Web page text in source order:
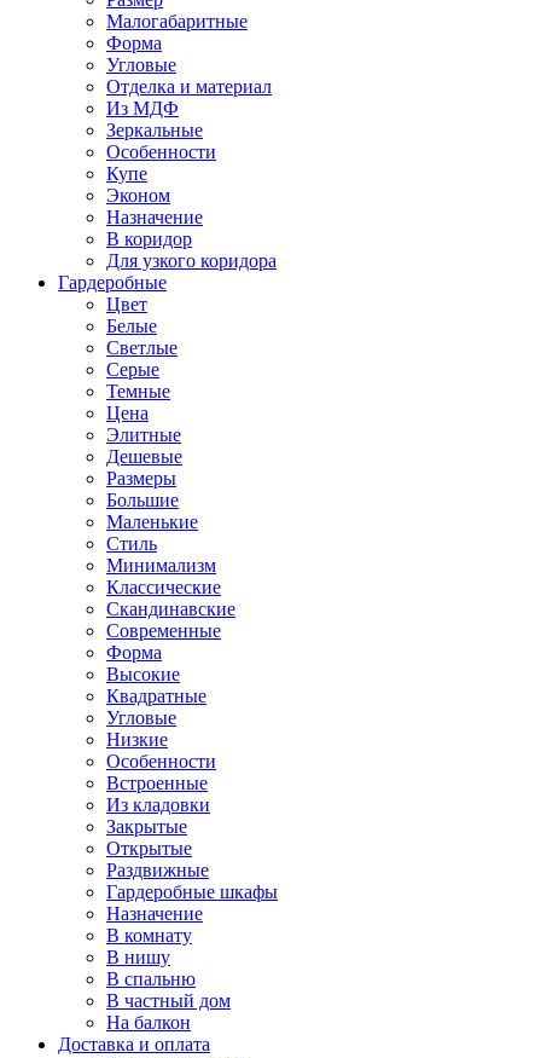
Малогабаритные
Форма
Угловые
Отделка и материал
Из МДФ
Зеркальные
Особенности
Купе
Эконом
Назначение
В коридор
Для узкого коридора
Гардеробные
Цвет
Белые
Светлые
Серые
Темные
Цена
Элитные
Дешевые
Размеры
Большие
Маленькие
Стиль
Минимализм
Классические
Скандинавские
Современные
Форма
Высокие
Квадратные
Угловые
Низкие
Особенности
Встроенные
Из кладовки
Закрытые
Открытые
Раздвижные
Гардеробные шкафы
Назначение
В комнату
В нишу
В спальню
В частный дом
На балкон
Доставка и оплата